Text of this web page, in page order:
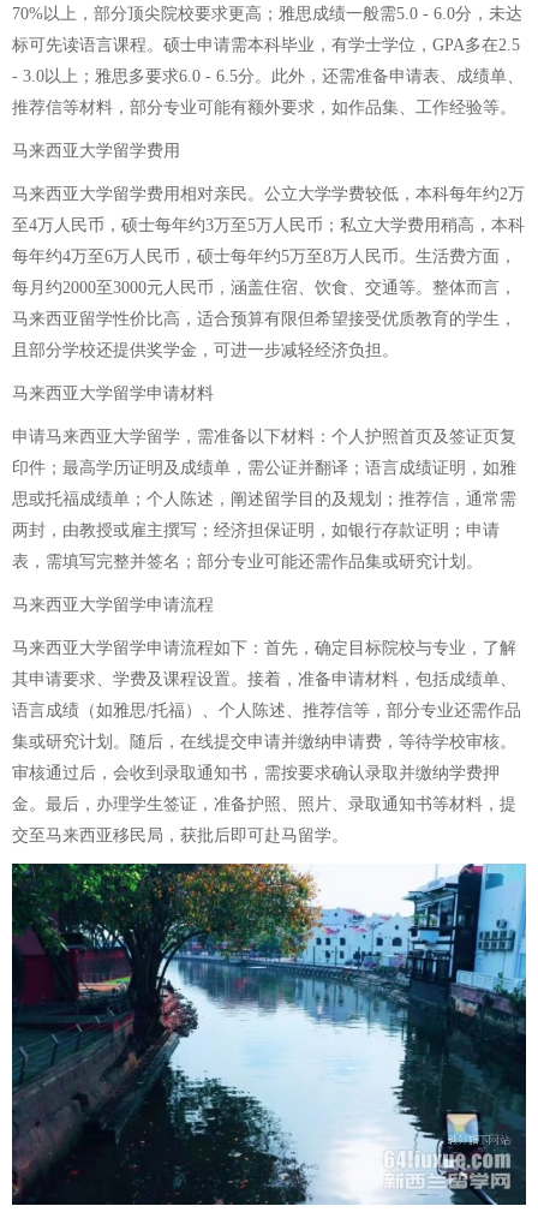
70%以上，部分顶尖院校要求更高；雅思成绩一般需5.0 - 6.0分，未达
标可先读语言课程。硕士申请需本科毕业，有学士学位，GPA多在2.5
- 3.0以上；雅思多要求6.0 - 6.5分。此外，还需准备申请表、成绩单、
推荐信等材料，部分专业可能有额外要求，如作品集、工作经验等。
马来西亚大学留学费用
马来西亚大学留学费用相对亲民。公立大学学费较低，本科每年约2万
至4万人民币，硕士每年约3万至5万人民币；私立大学费用稍高，本科
每年约4万至6万人民币，硕士每年约5万至8万人民币。生活费方面，
每月约2000至3000元人民币，涵盖住宿、饮食、交通等。整体而言，
马来西亚留学性价比高，适合预算有限但希望接受优质教育的学生，
且部分学校还提供奖学金，可进一步减轻经济负担。
马来西亚大学留学申请材料
申请马来西亚大学留学，需准备以下材料：个人护照首页及签证页复
印件；最高学历证明及成绩单，需公证并翻译；语言成绩证明，如雅
思或托福成绩单；个人陈述，阐述留学目的及规划；推荐信，通常需
两封，由教授或雇主撰写；经济担保证明，如银行存款证明；申请
表，需填写完整并签名；部分专业可能还需作品集或研究计划。
马来西亚大学留学申请流程
马来西亚大学留学申请流程如下：首先，确定目标院校与专业，了解
其申请要求、学费及课程设置。接着，准备申请材料，包括成绩单、
语言成绩（如雅思/托福）、个人陈述、推荐信等，部分专业还需作品
集或研究计划。随后，在线提交申请并缴纳申请费，等待学校审核。
审核通过后，会收到录取通知书，需按要求确认录取并缴纳学费押
金。最后，办理学生签证，准备护照、照片、录取通知书等材料，提
交至马来西亚移民局，获批后即可赴马留学。